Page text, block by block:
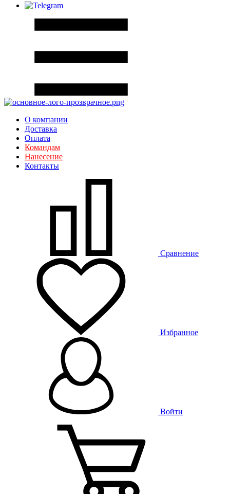
О компании
Доставка
Оплата
Командам
Нанесение
Контакты
Сравнение
Избранное
Войти